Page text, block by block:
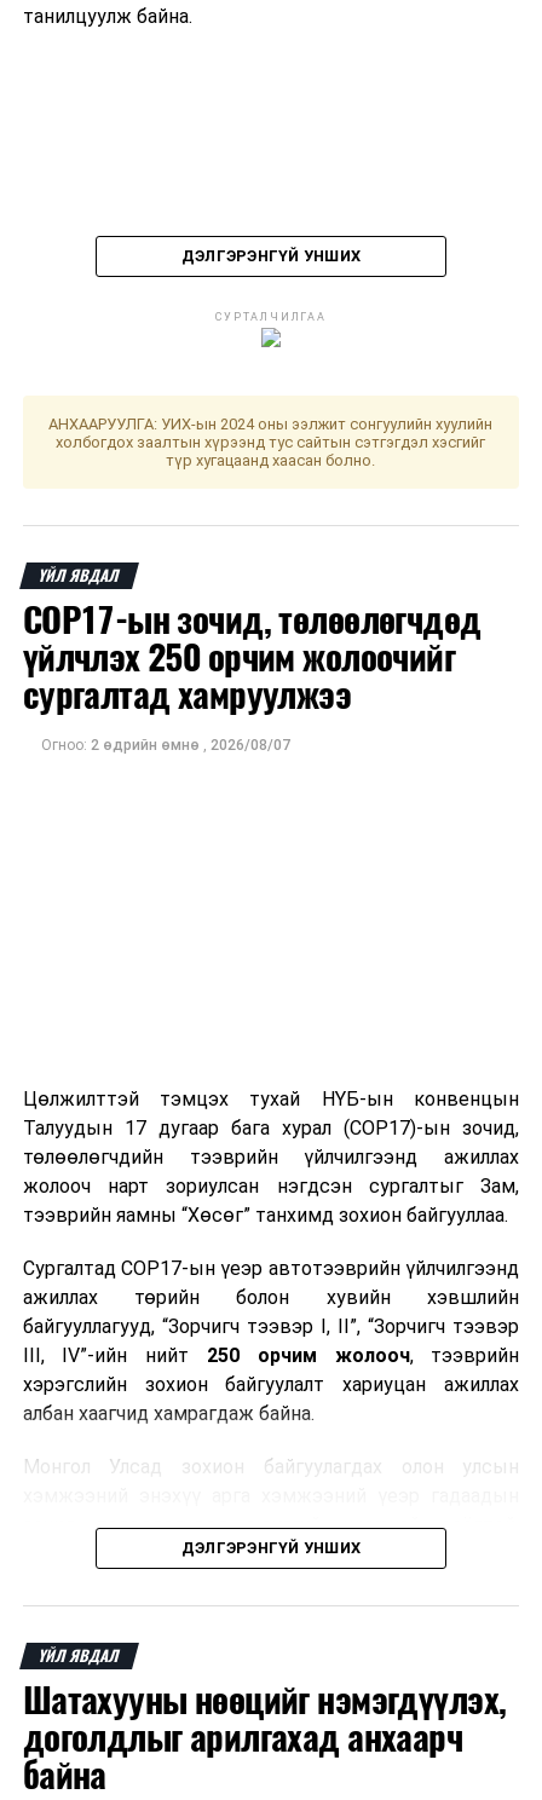
танилцуулж байна.
ЦХХХЯ: Хамтран ажиллах санамж бичиг байгууллаа
ӨМНӨХ МЭДЭЭ
ДЭЛГЭРЭНГҮЙ УНШИХ
СУРТАЛЧИЛГАА
АНХААРУУЛГА: УИХ-ын 2024 оны ээлжит сонгуулийн хуулийн
холбогдох заалтын хүрээнд тус сайтын сэтгэгдэл хэсгийг
түр хугацаанд хаасан болно.
ҮЙЛ ЯВДАЛ
COP17-ын зочид, төлөөлөгчдөд
үйлчлэх 250 орчим жолоочийг
сургалтад хамруулжээ
Огноо: 2 өдрийн өмнө , 2026/08/07
Цөлжилттэй тэмцэх тухай НҮБ-ын конвенцын
Талуудын 17 дугаар бага хурал (COP17)-ын зочид,
төлөөлөгчдийн тээврийн үйлчилгээнд ажиллах
жолооч нарт зориулсан нэгдсэн сургалтыг Зам,
тээврийн яамны “Хөсөг” танхимд зохион байгууллаа.
Сургалтад COP17-ын үеэр автотээврийн үйлчилгээнд
ажиллах төрийн болон хувийн хэвшлийн
байгууллагууд, “Зорчигч тээвэр I, II”, “Зорчигч тээвэр
III, IV”-ийн нийт 250 орчим жолооч, тээврийн
хэрэгслийн зохион байгуулалт хариуцан ажиллах
албан хаагчид хамрагдаж байна.
Монгол Улсад зохион байгуулагдах олон улсын
зочид, төлөөлөгчдөд аюулгүй, шуурхай, соёлтой,
мэргэжлийн түвшинд тээврийн үйлчилгээ үзүүлэх
зохион байгуулалтын онцлог, зочид, төлөөлөгчдийн
ангилал, үйлчилгээний стандарт, жолооч нарын үүрэг
хариуцлага, сахилга бат, үйлчилгээний соёл, ёс зүй,
мэргэжлийн харилцааны талаар нэгдсэн мэдээлэл
өгчээ.
ДЭЛГЭРЭНГҮЙ УНШИХ
ҮЙЛ ЯВДАЛ
Шатахууны нөөцийг нэмэгдүүлэх,
доголдлыг арилгахад анхаарч
байна